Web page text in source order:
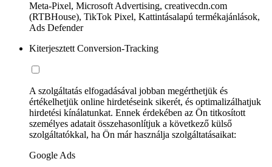
Meta-Pixel, Microsoft Advertising, creativecdn.com
(RTBHouse), TikTok Pixel, Kattintásalapú termékajánlások,
Ads Defender
Kiterjesztett Conversion-Tracking
A szolgáltatás elfogadásával jobban megérthetjük és
értékelhetjük online hirdetéseink sikerét, és optimalizálhatjuk
hirdetési kínálatunkat. Ennek érdekében az Ön titkosított
személyes adatait összehasonlítjuk a következő külső
szolgáltatókkal, ha Ön már használja szolgáltatásaikat:
Google Ads